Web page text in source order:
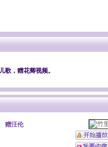
歌，赠花卿视频。
赠汪伦